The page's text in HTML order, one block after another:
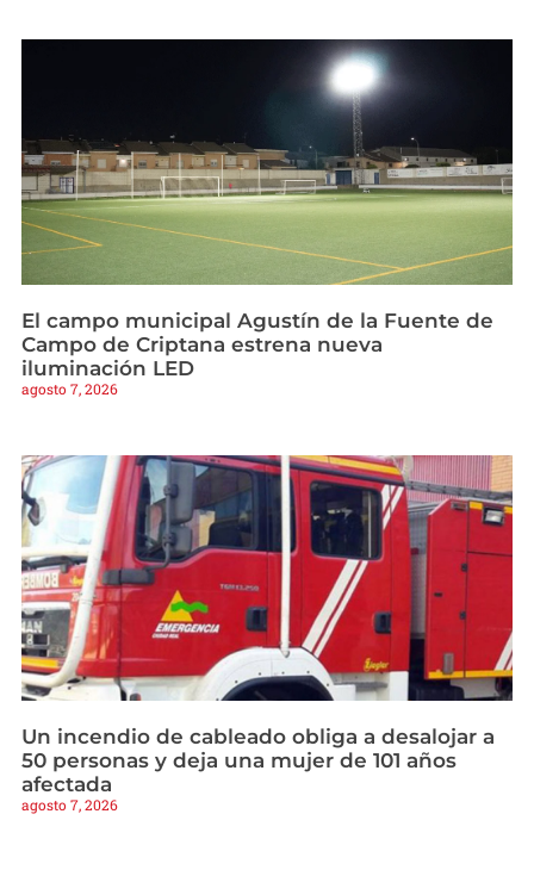
El campo municipal Agustín de la Fuente de
Campo de Criptana estrena nueva
iluminación LED
agosto 7, 2026
Un incendio de cableado obliga a desalojar a
50 personas y deja una mujer de 101 años
afectada
agosto 7, 2026